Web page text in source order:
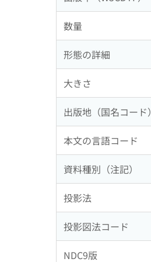
数量
形態の詳細
大きさ
出版地（国名コード）
本文の言語コード
資料種別（注記）
投影法
投影図法コード
NDC9版